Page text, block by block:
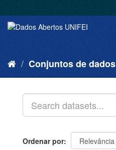
Conjuntos de dados
Ordenar por